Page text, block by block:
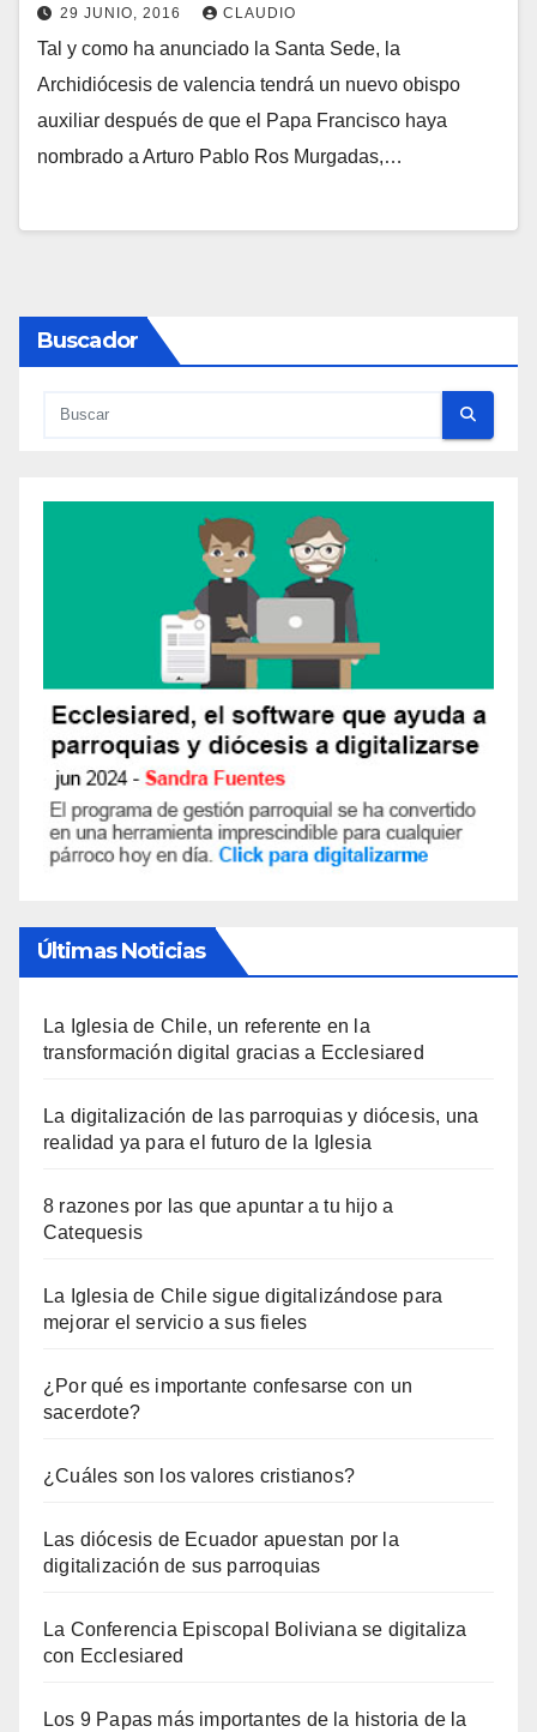
29 JUNIO, 2016 CLAUDIO
N
O
H
A
C
I
O
S
Tal y como ha anunciado la Santa Sede, la
Archidiócesis de valencia tendrá un nuevo obispo
auxiliar después de que el Papa Francisco haya
nombrado a Arturo Pablo Ros Murgadas,…
Buscador
Últimas Noticias
La Iglesia de Chile, un referente en la
transformación digital gracias a Ecclesiared
La digitalización de las parroquias y diócesis, una
realidad ya para el futuro de la Iglesia
8 razones por las que apuntar a tu hijo a
Catequesis
La Iglesia de Chile sigue digitalizándose para
mejorar el servicio a sus fieles
¿Por qué es importante confesarse con un
sacerdote?
¿Cuáles son los valores cristianos?
Las diócesis de Ecuador apuestan por la
digitalización de sus parroquias
La Conferencia Episcopal Boliviana se digitaliza
con Ecclesiared
Los 9 Papas más importantes de la historia de la